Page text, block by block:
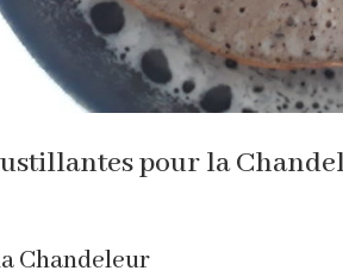
pour la
Chandeleur